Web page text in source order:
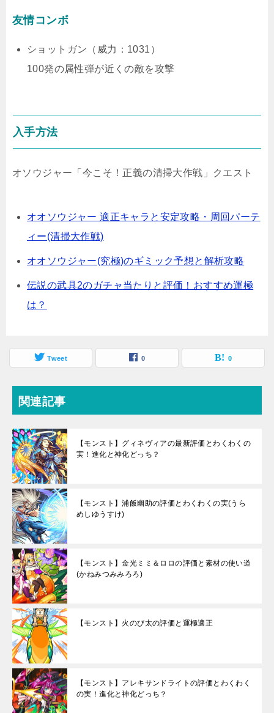
友情コンボ
ショットガン（威力：1031）
100発の属性弾が近くの敵を攻撃
入手方法
オソウジャー「今こそ！正義の清掃大作戦」クエスト
オオソウジャー 適正キャラと安定攻略・周回パーテ
ィー(清掃大作戦)
オオソウジャー(究極)のギミック予想と解析攻略
伝説の武具2のガチャ当たりと評価！おすすめ運極
は？
Tweet 0 0
関連記事
【モンスト】グィネヴィアの最新評価とわくわくの
実！進化と神化どっち？
【モンスト】浦飯幽助の評価とわくわくの実(うら
めしゆうすけ)
【モンスト】金光ミミ＆ロロの評価と素材の使い道
(かねみつみみろろ)
【モンスト】火のび太の評価と運極適正
【モンスト】アレキサンドライトの評価とわくわく
の実！進化と神化どっち？